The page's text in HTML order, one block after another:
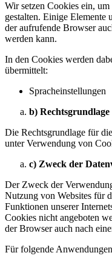
Wir setzen Cookies ein,
gestalten. Einige Elemente
der aufrufende Browser
werden kann.
In den Cookies werden
übermittelt:
Spracheinstellungen
b)
Die Rechtsgrundlage für
unter Verwendung von
c) Zweck der
Der Zweck der
Nutzung von Websites für
Funktionen unserer
Cookies nicht angeboten
der Browser auch nach
Für folgende